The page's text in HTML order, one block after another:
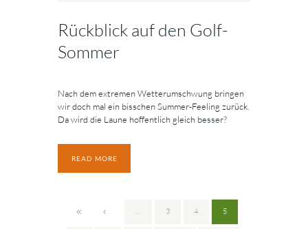
Rückblick auf den Golf-
Sommer
Nach dem extremen Wetterumschwung bringen
wir doch mal ein bisschen Summer-Feeling zurück.
Da wird die Laune hoffentlich gleich besser?
READ MORE
… 3 4 5